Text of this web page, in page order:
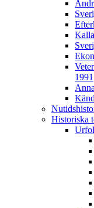
1991
Historiska